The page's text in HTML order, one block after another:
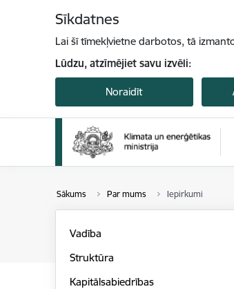
Sīkdatnes
Lai šī tīmekļvietne darbotos, tā
Lūdzu, atzīmējiet savu izvēli:
Noraidīt
Sākums Par mums Iepirkumi
Vadība
Struktūra
Kapitālsabiedrības